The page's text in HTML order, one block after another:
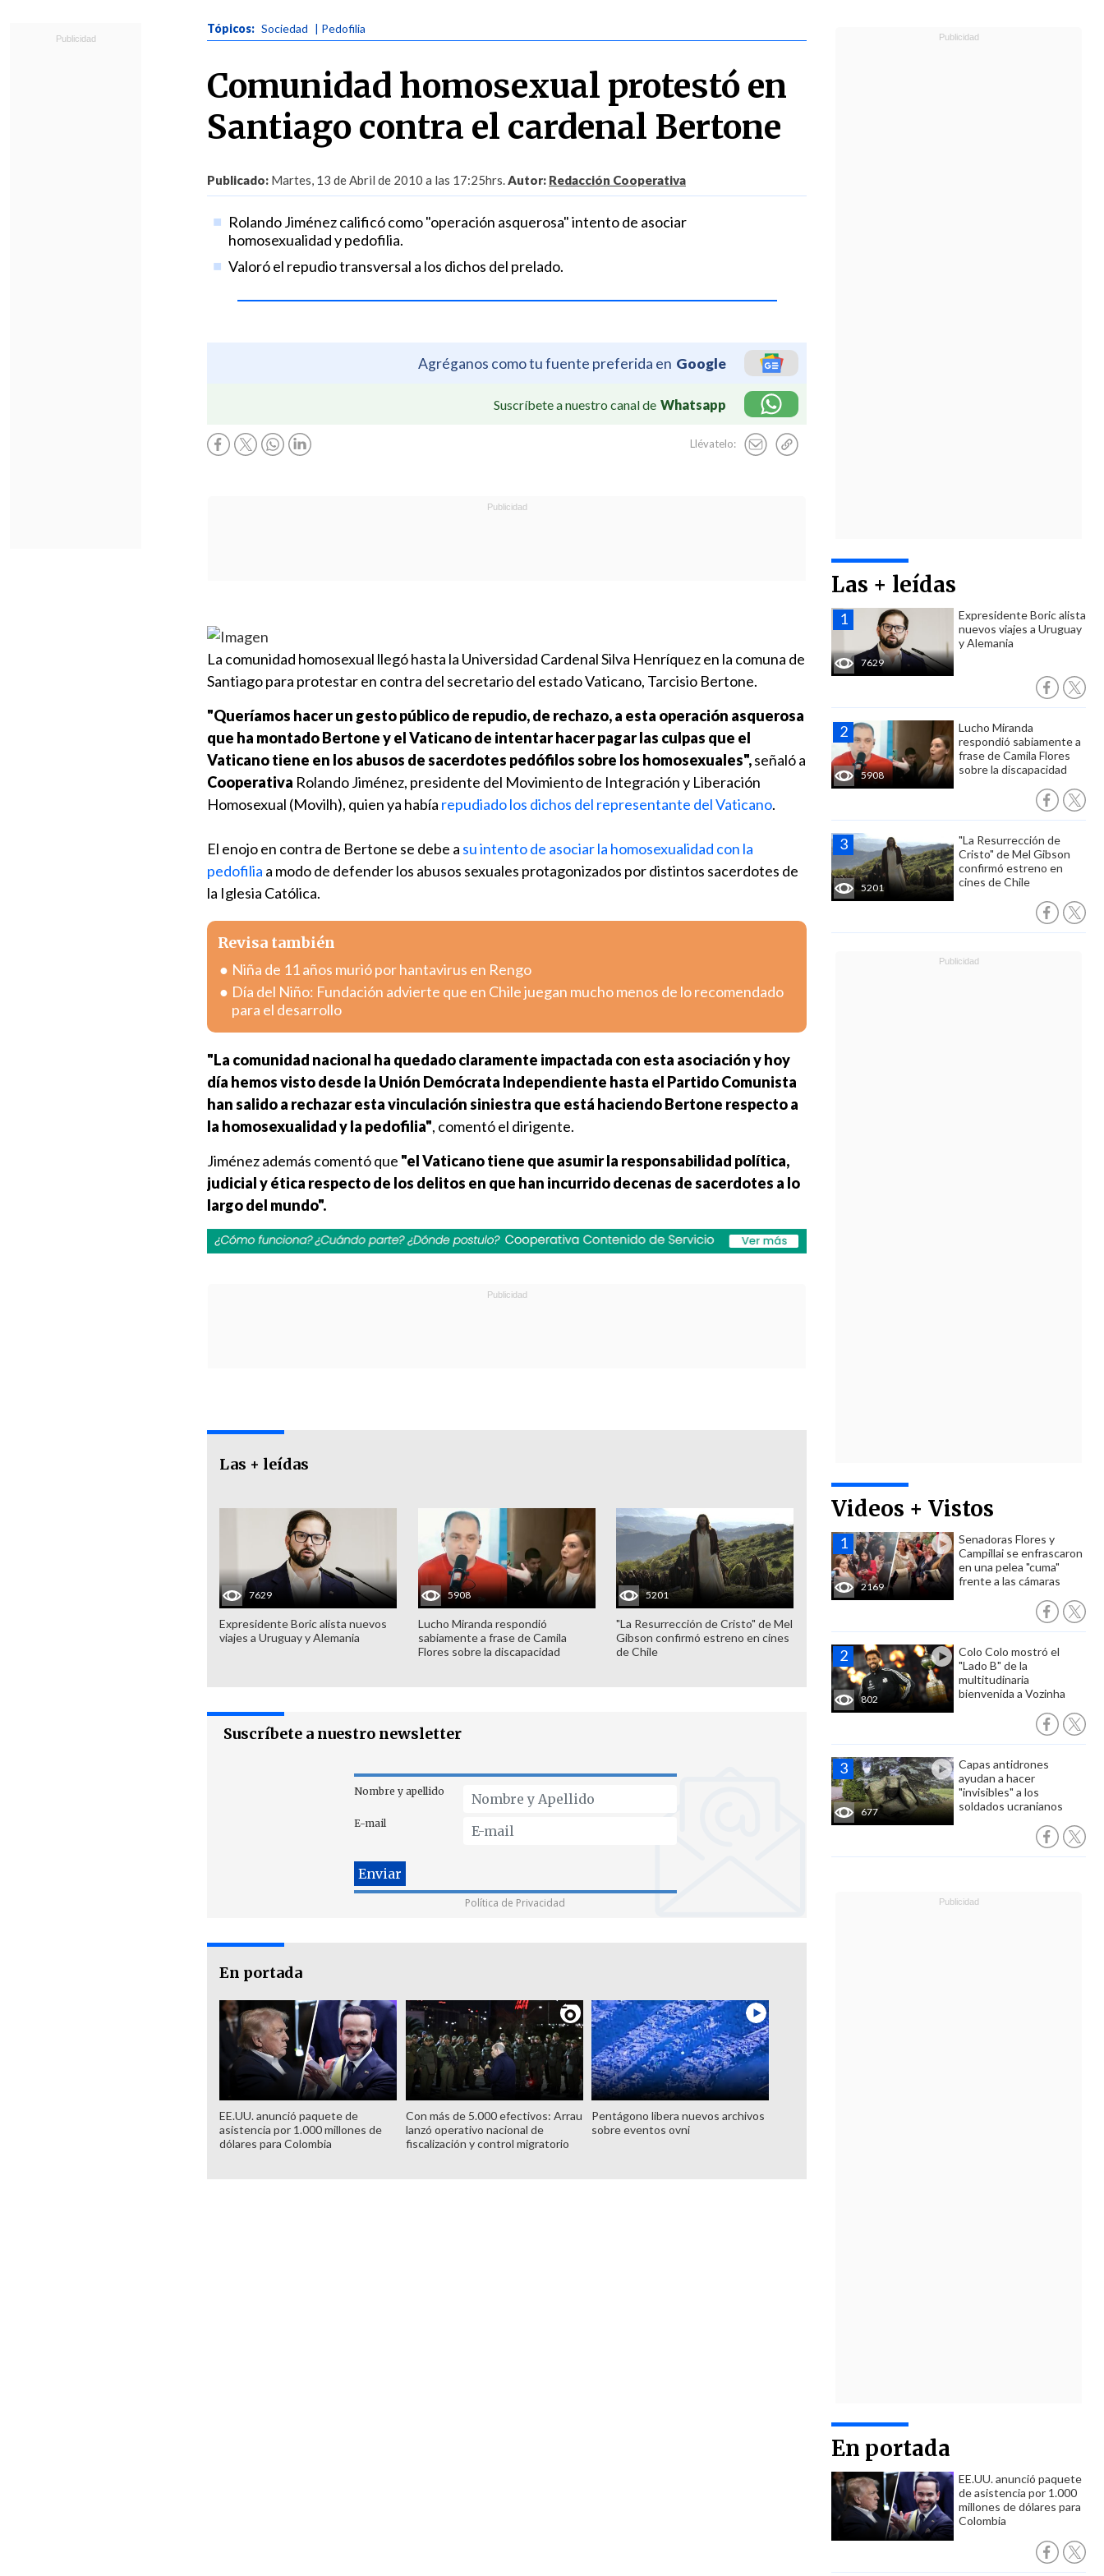
Tópicos: Sociedad | Pedofilia
Comunidad homosexual protestó en
Santiago contra el cardenal Bertone
Publicado: Martes, 13 de Abril de 2010 a las 17:25hrs.Autor: Redacción Cooperativa
Rolando Jiménez calificó como "operación asquerosa" intento de asociar
homosexualidad y pedofilia.
Valoró el repudio transversal a los dichos del prelado.
Agréganos como tu fuente preferida en Google
Suscríbete a nuestro canal de Whatsapp
Llévatelo:
Las + leídas
7629
Expresidente Boric alista
nuevos viajes a Uruguay
y Alemania
5908
Lucho Miranda
respondió sabiamente a
frase de Camila Flores
sobre la discapacidad
5201
"La Resurrección de
Cristo" de Mel Gibson
confirmó estreno en
cines de Chile
Videos + Vistos
2169
Senadoras Flores y
Campillai se enfrascaron
en una pelea "cuma"
frente a las cámaras
802
Colo Colo mostró el
"Lado B" de la
multitudinaria
bienvenida a Vozinha
677
Capas antidrones
ayudan a hacer
"invisibles" a los
soldados ucranianos
En portada
EE.UU. anunció paquete
de asistencia por 1.000
millones de dólares para
Colombia
La comunidad homosexual llegó hasta la Universidad Cardenal Silva Henríquez en la comuna de
Santiago para protestar en contra del secretario del estado Vaticano, Tarcisio Bertone.
"Queríamos hacer un gesto público de repudio, de rechazo, a esta operación asquerosa
que ha montado Bertone y el Vaticano de intentar hacer pagar las culpas que el
Vaticano tiene en los abusos de sacerdotes pedófilos sobre los homosexuales",señaló a
Cooperativa Rolando Jiménez, presidente del Movimiento de Integración y Liberación
Homosexual (Movilh), quien ya había repudiado los dichos del representante del Vaticano.
El enojo en contra de Bertone se debe a su intento de asociar la homosexualidad con la
pedofilia a modo de defender los abusos sexuales protagonizados por distintos sacerdotes de
la Iglesia Católica.
Revisa también
Niña de 11 años murió por hantavirus en Rengo
Día del Niño: Fundación advierte que en Chile juegan mucho menos de lo recomendado
para el desarrollo
"La comunidad nacional ha quedado claramente impactada con esta asociación y hoy
día hemos visto desde la Unión Demócrata Independiente hasta el Partido Comunista
han salido a rechazar esta vinculación siniestra que está haciendo Bertone respecto a
la homosexualidad y la pedofilia", comentó el dirigente.
Jiménez además comentó que "el Vaticano tiene que asumir la responsabilidad política,
judicial y ética respecto de los delitos en que han incurrido decenas de sacerdotes a lo
largo del mundo".
Las + leídas
7629
Expresidente Boric alista nuevos
viajes a Uruguay y Alemania
5908
Lucho Miranda respondió
sabiamente a frase de Camila
Flores sobre la discapacidad
5201
"La Resurrección de Cristo" de Mel
Gibson confirmó estreno en cines
de Chile
Suscríbete a nuestro newsletter
Nombre y apellido
E-mail
Política de Privacidad
En portada
EE.UU. anunció paquete de
asistencia por 1.000 millones de
dólares para Colombia
Con más de 5.000 efectivos: Arrau
lanzó operativo nacional de
fiscalización y control migratorio
Pentágono libera nuevos archivos
sobre eventos ovni